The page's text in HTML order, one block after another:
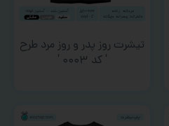
تیشرت روز پدر و روز مرد طرح
‘ کد ۰۰۰۳ ‘